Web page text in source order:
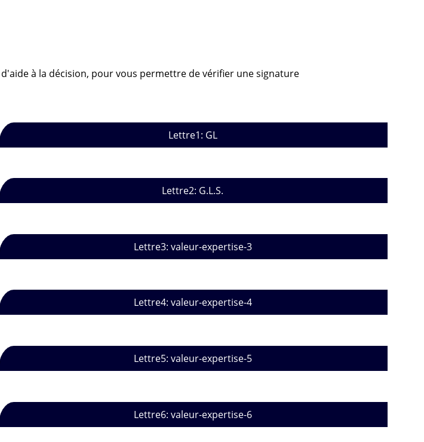
à la décision, pour vous permettre de vérifier une signature
Lettre1: GL
Lettre2: G.L.S.
Lettre3: valeur-expertise-3
Lettre4: valeur-expertise-4
Lettre5: valeur-expertise-5
Lettre6: valeur-expertise-6